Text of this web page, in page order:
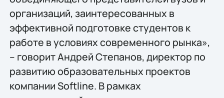
организаций, заинтересованных в
эффективной подготовке студентов к
работе в условиях современного рынка»,
– говорит Андрей Степанов, директор по
развитию образовательных проектов
компании Softline. В рамках